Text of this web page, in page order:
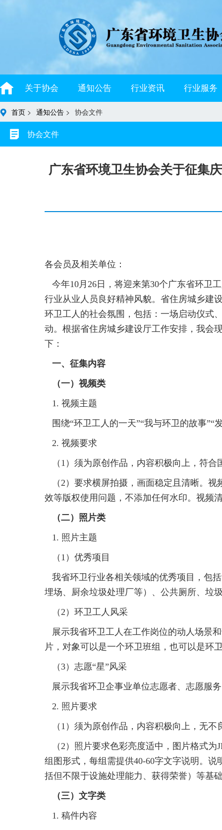
关于协会 通知公告 行业资讯 行业服务
首页 > 通知公告 > 协会文件
协会文件
广东省环境卫生协会关于征集
各会员及相关单位：
今年10月26日，将迎来第30个广东省环卫
行业从业人员良好精神风貌。省住房城乡建
环卫工人的社会氛围，包括：一场启动仪式
动。根据省住房城乡建设厅工作安排，我会
下：
一、征集内容
（一）视频类
1. 视频主题
围绕“环卫工人的一天”“我与环卫的故事”“
2. 视频要求
（1）须为原创作品，内容积极向上，符合
（2）要求横屏拍摄，画面稳定且清晰。视
效等版权使用问题，不添加任何水印。视频
（二）照片类
1. 照片主题
（1）优秀项目
我省环卫行业各相关领域的优秀项目，包
埋场、厨余垃圾处理厂等）、公共厕所、垃
（2）环卫工人风采
展示我省环卫工人在工作岗位的动人场景
片，对象可以是一个环卫班组，也可以是环
（3）志愿“星”风采
展示我省环卫企事业单位志愿者、志愿服
2. 照片要求
（1）须为原创作品，内容积极向上，无不
（2）照片要求色彩亮度适中，图片格式为
组图形式，每组需提供40-60字文字说明。
括但不限于设施处理能力、获得荣誉）等基
（三）文字类
1. 稿件内容